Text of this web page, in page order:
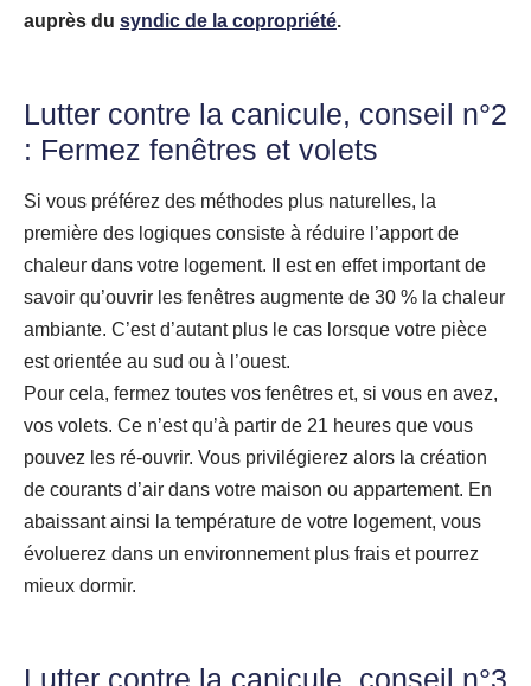
auprès du syndic de la copropriété.
Lutter contre la canicule, conseil n°2
: Fermez fenêtres et volets
Si vous préférez des méthodes plus naturelles, la
première des logiques consiste à réduire l’apport de
chaleur dans votre logement. Il est en effet important de
savoir qu’ouvrir les fenêtres augmente de 30 % la chaleur
ambiante. C’est d’autant plus le cas lorsque votre pièce
est orientée au sud ou à l’ouest.
Pour cela, fermez toutes vos fenêtres et, si vous en avez,
vos volets. Ce n’est qu’à partir de 21 heures que vous
pouvez les ré-ouvrir. Vous privilégierez alors la création
de courants d’air dans votre maison ou appartement. En
abaissant ainsi la température de votre logement, vous
évoluerez dans un environnement plus frais et pourrez
mieux dormir.
Lutter contre la canicule, conseil n°3